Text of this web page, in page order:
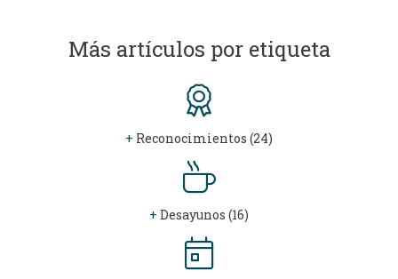
Más artículos por etiqueta
+ Reconocimientos (24)
+ Desayunos (16)